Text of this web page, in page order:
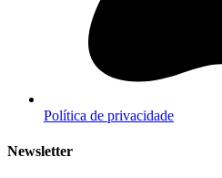
Política de privacidade
Newsletter